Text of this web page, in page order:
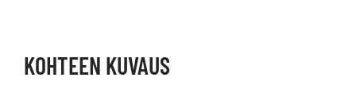
KOHTEEN KUVAUS